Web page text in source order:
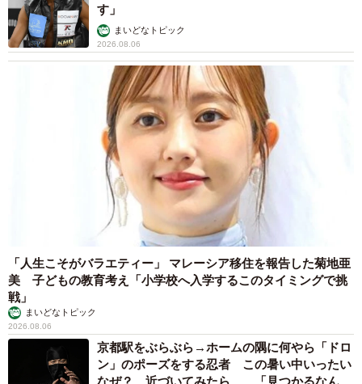
す」
まいどなトピック
2026.08.06
「人生こそがバラエティー」 マレーシア移住を報告した菊地亜
美 子どもの教育考え「小学校へ入学するこのタイミングで挑
戦」
まいどなトピック
2026.08.06
京都駅をぶらぶら→ホームの隅に何やら「ドロ
ン」のポーズをする忍者 この暑い中いったい
なぜ？ 近づいてみたら… 「見つかるなんて